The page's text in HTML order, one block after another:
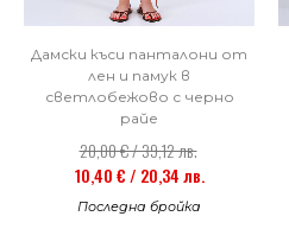
Дамски къси панталони от
лен и памук в
светлобежово с черно
райе
20,00 € / 39,12 лв.
10,40 € / 20,34 лв.
Последна бройка